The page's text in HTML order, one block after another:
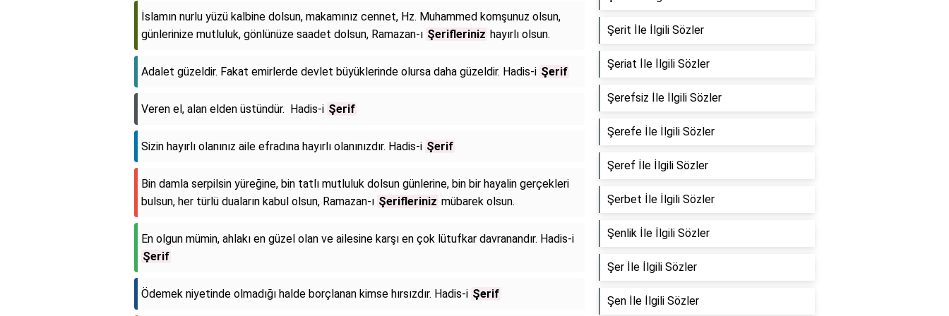
İslamın nurlu yüzü kalbine dolsun, makamınız cennet, Hz. Muhammed komşunuz olsun,
günlerinize mutluluk, gönlünüze saadet dolsun, Ramazan-ı Şerifleriniz hayırlı olsun.
Adalet güzeldir. Fakat emirlerde devlet büyüklerinde olursa daha güzeldir. Hadis-i Şerif
Veren el, alan elden üstündür. Hadis-i Şerif
Sizin hayırlı olanınız aile efradına hayırlı olanınızdır. Hadis-i Şerif
Bin damla serpilsin yüreğine, bin tatlı mutluluk dolsun günlerine, bin bir hayalin gerçekleri
bulsun, her türlü duaların kabul olsun, Ramazan-ı Şerifleriniz mübarek olsun.
En olgun mümin, ahlakı en güzel olan ve ailesine karşı en çok lütufkar davranandır. Hadis-i
Şerif
Ödemek niyetinde olmadığı halde borçlanan kimse hırsızdır. Hadis-i Şerif
Şerit İle İlgili Sözler
Şeriat İle İlgili Sözler
Şerefsiz İle İlgili Sözler
Şerefe İle İlgili Sözler
Şeref İle İlgili Sözler
Şerbet İle İlgili Sözler
Şenlik İle İlgili Sözler
Şer İle İlgili Sözler
Şen İle İlgili Sözler